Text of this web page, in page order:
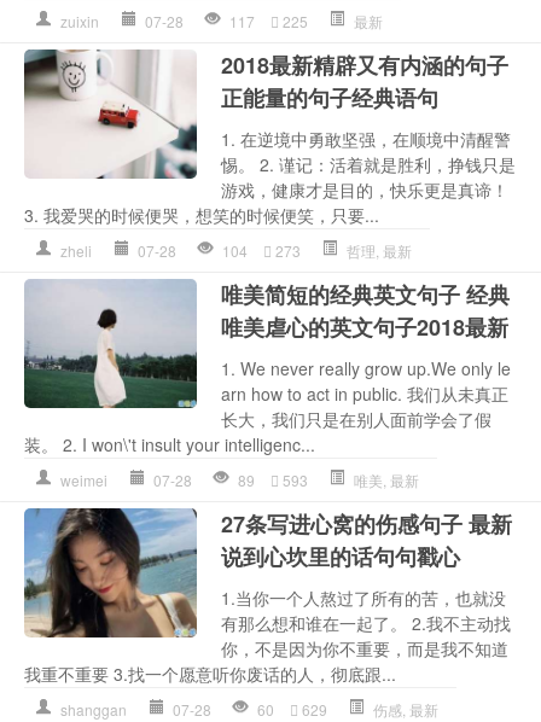
zuixin 07-28 117 225 最新
2018最新精辟又有内涵的句子
正能量的句子经典语句
1. 在逆境中勇敢坚强，在顺境中清醒警
惕。 2. 谨记：活着就是胜利，挣钱只是
游戏，健康才是目的，快乐更是真谛！
3. 我爱哭的时候便哭，想笑的时候便笑，只要...
zheli 07-28 104 273 哲理 最新
唯美简短的经典英文句子 经典
唯美虐心的英文句子2018最新
1. We never really grow up.We only le
arn how to act in public. 我们从未真正
长大，我们只是在别人面前学会了假
装。 2. I won\'t insult your intelligenc...
weimei 07-28 89 593 唯美 最新
27条写进心窝的伤感句子 最新
说到心坎里的话句句戳心
1.当你一个人熬过了所有的苦，也就没
有那么想和谁在一起了。 2.我不主动找
你，不是因为你不重要，而是我不知道
我重不重要 3.找一个愿意听你废话的人，彻底跟...
shanggan 07-28 60 629 伤感 最新